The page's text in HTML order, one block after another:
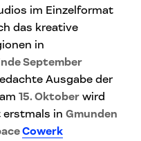
im Einzelformat
das kreative
in
September
Ausgabe der
15. Oktober wird
erstmals in Gmunden
Cowerk